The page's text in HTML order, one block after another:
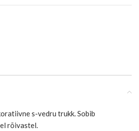
s-vedru trukk. Sobib
rõivastel.